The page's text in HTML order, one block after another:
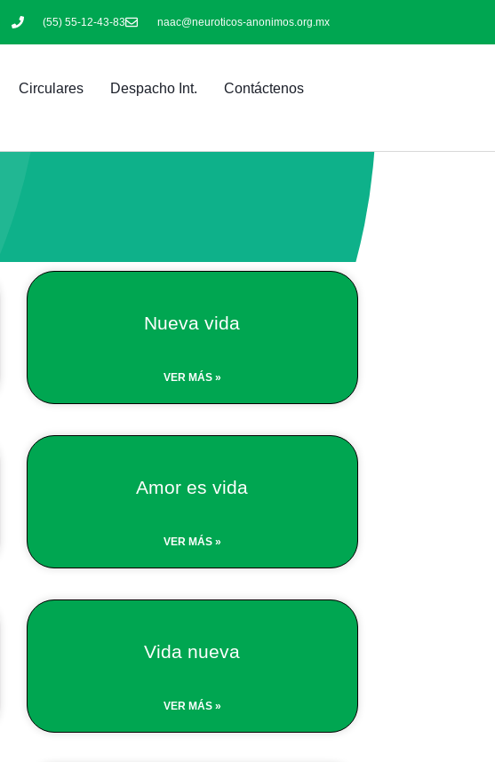
(55) 55-12-43-83 naac@neuroticos-anonimos.org.mx
Circulares Despacho Int. Contáctenos
Nueva vida
VER MÁS »
Amor es vida
VER MÁS »
Vida nueva
VER MÁS »